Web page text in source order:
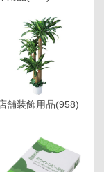
舗装飾用品(958)